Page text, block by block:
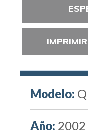
Modelo:
Año: 2002